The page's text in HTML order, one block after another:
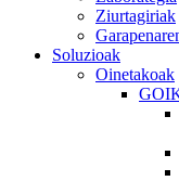
Ziurtagiriak
Soluzioak
Oinetakoak